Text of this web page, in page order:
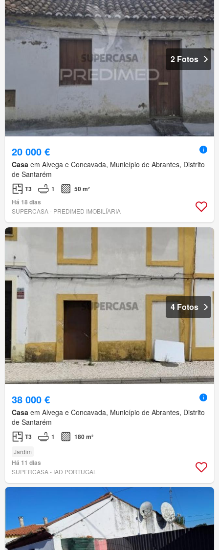
2 Fotos
20 000 €
Casa em Alvega e Concavada, Município de Abrantes, Distrito
de Santarém
T3 1
50 m²
Há 18 dias
SUPERCASA - PREDIMED IMOBILÍARIA
4 Fotos
38 000 €
Casa em Alvega e Concavada, Município de Abrantes, Distrito
de Santarém
T3 1 180 m²
Jardim
Há 11 dias
SUPERCASA - IAD PORTUGAL